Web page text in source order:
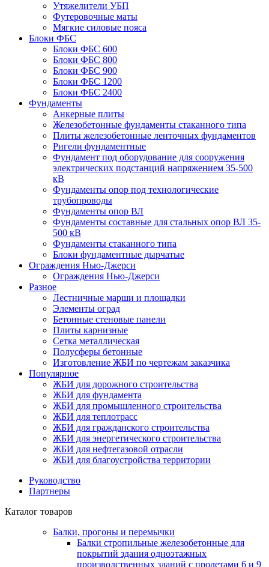
Утяжелители УБП
Футеровочные маты
Мягкие силовые пояса
Блоки ФБС
Блоки ФБС 600
Блоки ФБС 800
Блоки ФБС 900
Блоки ФБС 1200
Блоки ФБС 2400
Фундаменты
Анкерные плиты
Железобетонные фундаменты стаканного типа
Плиты железобетонные ленточных фундаментов
Ригели фундаментные
Фундамент под оборудование для сооружения
электрических подстанций напряжением 35-500
кВ
Фундаменты опор под технологические
трубопроводы
Фундаменты опор ВЛ
Фундаменты составные для стальных опор ВЛ 35-
500 кВ
Фундаменты стаканного типа
Блоки фундаментные дырчатые
Ограждения Нью-Джерси
Ограждения Нью-Джерси
Разное
Лестничные марши и площадки
Элементы оград
Бетонные стеновые панели
Плиты карнизные
Сетка металлическая
Полусферы бетонные
Изготовление ЖБИ по чертежам заказчика
Популярное
ЖБИ для дорожного строительства
ЖБИ для фундамента
ЖБИ для промышленного строительства
ЖБИ для теплотрасс
ЖБИ для гражданского строительства
ЖБИ для энергетического строительства
ЖБИ для нефтегазовой отрасли
ЖБИ для благоустройства территории
Руководство
Партнеры
Каталог товаров
Балки, прогоны и перемычки
Балки стропильные железобетонные для
покрытий здания одноэтажных
производственных зданий с пролетами 6 и 9